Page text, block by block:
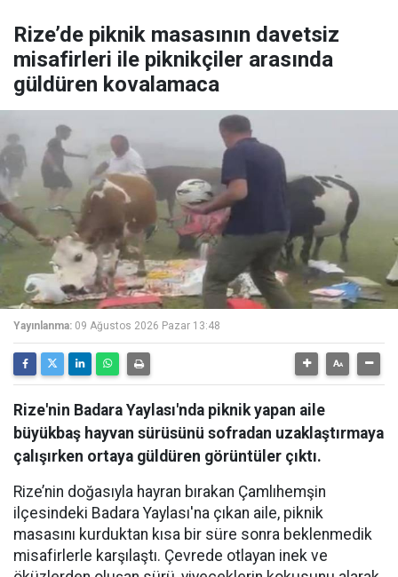
Rize’de piknik masasının davetsiz
misafirleri ile piknikçiler arasında
güldüren kovalamaca
Yayınlanma: 09 Ağustos 2026 Pazar 13:48
Rize'nin Badara Yaylası'nda piknik yapan aile
büyükbaş hayvan sürüsünü sofradan uzaklaştırmaya
çalışırken ortaya güldüren görüntüler çıktı.
Rize’nin doğasıyla hayran bırakan Çamlıhemşin
ilçesindeki Badara Yaylası'na çıkan aile, piknik
masasını kurduktan kısa bir süre sonra beklenmedik
misafirlerle karşılaştı. Çevrede otlayan inek ve